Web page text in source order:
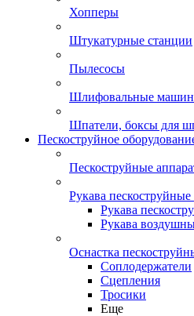
Хопперы
Штукатурные станции
Пылесосы
Шлифовальные
Шпатели, боксы для
Пескоструйное
Пескоструйные
Рукава пескоструйные
Рукава
Рукава
Оснастка
Соплодержатели
Сцепления
Тросики
Еще